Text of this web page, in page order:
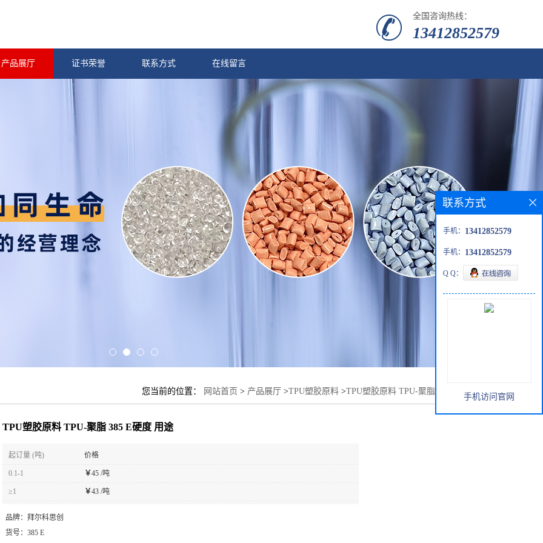
全国咨询热线：
13412852579
产品展厅 证书荣誉 联系方式 在线留言
您当前的位置： 网站首页 > 产品展厅 >TPU塑胶原料 >TPU塑胶原料 TPU-聚脂 385 E硬度 用途
TPU塑胶原料 TPU-聚脂 385 E硬度 用途
起订量 (吨) 价格
0.1-1 ￥45 /吨
≥1 ￥43 /吨
品牌： 拜尔科思创
货号： 385 E
联系方式
手机： 13412852579
手机： 13412852579
Q Q：
手机访问官网